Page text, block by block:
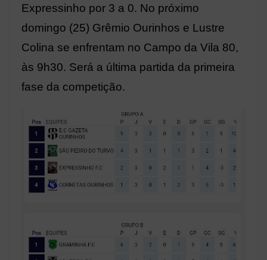
Expressinho por 3 a 0. No próximo
domingo (25) Grêmio Ourinhos e Lustre
Colina se enfrentam no Campo da Vila 80,
às 9h30. Será a última partida da primeira
fase da competição.